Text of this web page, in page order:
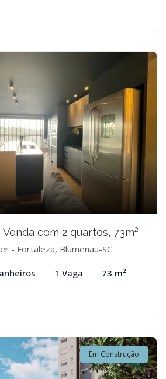
com 2 quartos, 73m²
- Fortaleza, Blumenau-SC
1 Vaga 73 m²
Em Construção